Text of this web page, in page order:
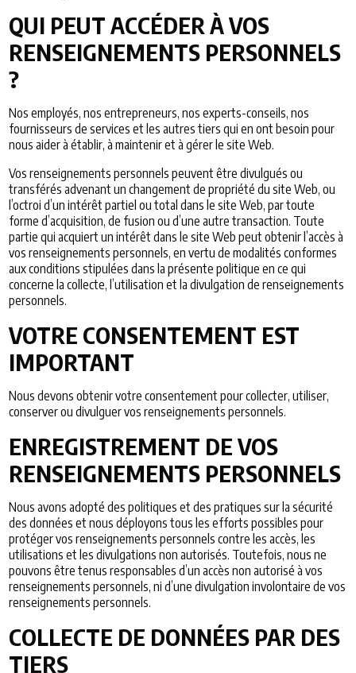
QUI PEUT ACCÉDER À VOS
RENSEIGNEMENTS PERSONNELS
?
Nos employés, nos entrepreneurs, nos experts-conseils, nos
fournisseurs de services et les autres tiers qui en ont besoin pour
nous aider à établir, à maintenir et à gérer le site Web.
Vos renseignements personnels peuvent être divulgués ou
transférés advenant un changement de propriété du site Web, ou
l’octroi d’un intérêt partiel ou total dans le site Web, par toute
forme d’acquisition, de fusion ou d’une autre transaction. Toute
partie qui acquiert un intérêt dans le site Web peut obtenir l’accès à
vos renseignements personnels, en vertu de modalités conformes
aux conditions stipulées dans la présente politique en ce qui
concerne la collecte, l’utilisation et la divulgation de renseignements
personnels.
VOTRE CONSENTEMENT EST
IMPORTANT
Nous devons obtenir votre consentement pour collecter, utiliser,
conserver ou divulguer vos renseignements personnels.
ENREGISTREMENT DE VOS
RENSEIGNEMENTS PERSONNELS
Nous avons adopté des politiques et des pratiques sur la sécurité
des données et nous déployons tous les efforts possibles pour
protéger vos renseignements personnels contre les accès, les
utilisations et les divulgations non autorisés. Toutefois, nous ne
pouvons être tenus responsables d’un accès non autorisé à vos
renseignements personnels, ni d’une divulgation involontaire de vos
renseignements personnels.
COLLECTE DE DONNÉES PAR DES
TIERS